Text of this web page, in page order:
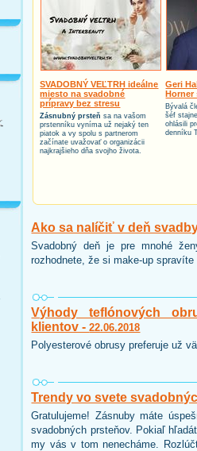
SVADOBNÝ VEĽTRH ideálne
miesto na svadobné
prípravy bez stresu
Zásnubný prsteň sa na vašom
prstenníku vyníma už nejaký ten
piatok a vy spolu s partnerom
začínate uvažovať o organizácii
najkrajšieho dňa svojho života.
Geri
Horner
Bývalá
šéf
ohlásili
denníku
Ako sa nalíčiť v deň
Svadobný deň je pre mnohé
rozhodnete, že si make-up
Výhody teflónových
klientov -22.06.2018
Polyesterové obrusy preferuje už
Trendy vo svete
Gratulujeme! Zásnuby máte
svadobných prsteňov. Pokiaľ
my vás v tom nenecháme.